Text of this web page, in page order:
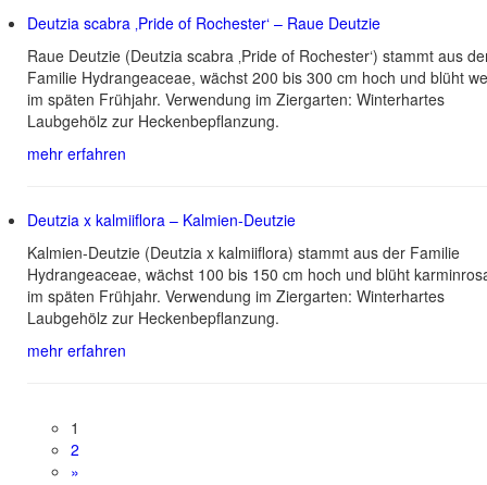
Deutzia scabra ‚Pride of Rochester‘ – Raue Deutzie
Raue Deutzie (Deutzia scabra ‚Pride of Rochester‘) stammt aus
Familie Hydrangeaceae, wächst 200 bis 300 cm hoch und blüht
im späten Frühjahr. Verwendung im Ziergarten: Winterhartes
Laubgehölz zur Heckenbepflanzung.
mehr erfahren
Deutzia x kalmiiflora – Kalmien-Deutzie
Kalmien-Deutzie (Deutzia x kalmiiflora) stammt aus der Familie
Hydrangeaceae, wächst 100 bis 150 cm hoch und blüht
im späten Frühjahr. Verwendung im Ziergarten: Winterhartes
Laubgehölz zur Heckenbepflanzung.
mehr erfahren
1
2
»